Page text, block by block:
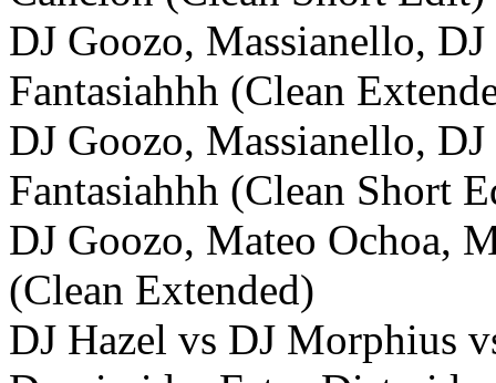
DJ Goozo, Massianello,
Fantasiahhh (Clean
DJ Goozo, Massianello,
Fantasiahhh (Clean Short
DJ Goozo, Mateo Ochoa,
(Clean Extended)
DJ Hazel vs DJ Morphius